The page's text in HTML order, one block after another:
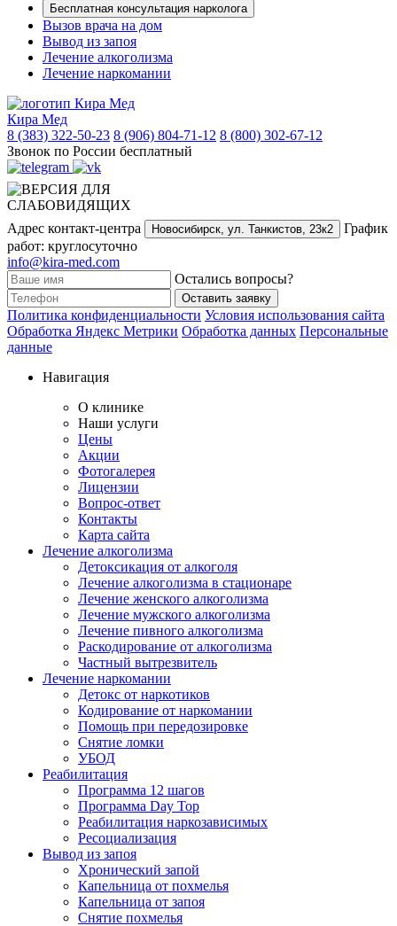
Бесплатная консультация нарколога
Вызов врача на дом
Вывод из запоя
Лечение алкоголизма
Лечение наркомании
Кира Мед
8 (383) 322-50-23 8 (906) 804-71-12 8 (800) 302-67-12
Звонок по России бесплатный
Адрес контакт-центра Новосибирск, ул. Танкистов, 23к2
График
работ: круглосуточно
info@kira-med.com
Остались вопросы?
Оставить заявку
Политика конфиденциальности Условия использования сайта
Обработка Яндекс Метрики Обработка данных Персональные
данные
Навигация
О клинике
Наши услуги
Цены
Акции
Фотогалерея
Лицензии
Вопрос-ответ
Контакты
Карта сайта
Лечение алкоголизма
Детоксикация от алкоголя
Лечение алкоголизма в стационаре
Лечение женского алкоголизма
Лечение мужского алкоголизма
Лечение пивного алкоголизма
Раскодирование от алкоголизма
Частный вытрезвитель
Лечение наркомании
Детокс от наркотиков
Кодирование от наркомании
Помощь при передозировке
Снятие ломки
УБОД
Реабилитация
Программа 12 шагов
Программа Day Top
Реабилитация наркозависимых
Ресоциализация
Вывод из запоя
Хронический запой
Капельница от похмелья
Капельница от запоя
Снятие похмелья